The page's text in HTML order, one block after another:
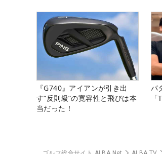
『G740』アイアンが引き出
す“反則級”の寛容性と飛びは本
当だった！
パ